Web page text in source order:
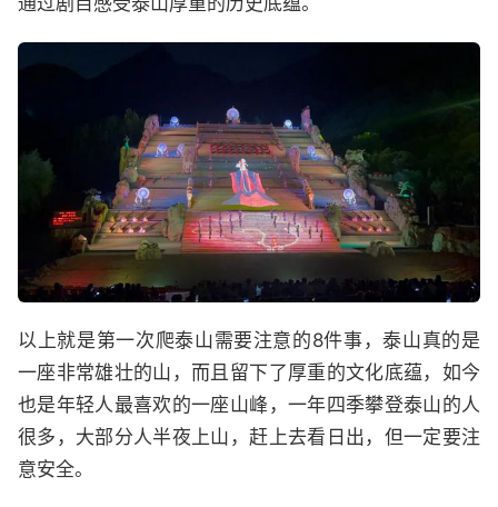
以上就是第一次爬泰山需要注意的8件事，泰山真的是
一座非常雄壮的山，而且留下了厚重的文化底蕴，如今
也是年轻人最喜欢的一座山峰，一年四季攀登泰山的人
很多，大部分人半夜上山，赶上去看日出，但一定要注
意安全。